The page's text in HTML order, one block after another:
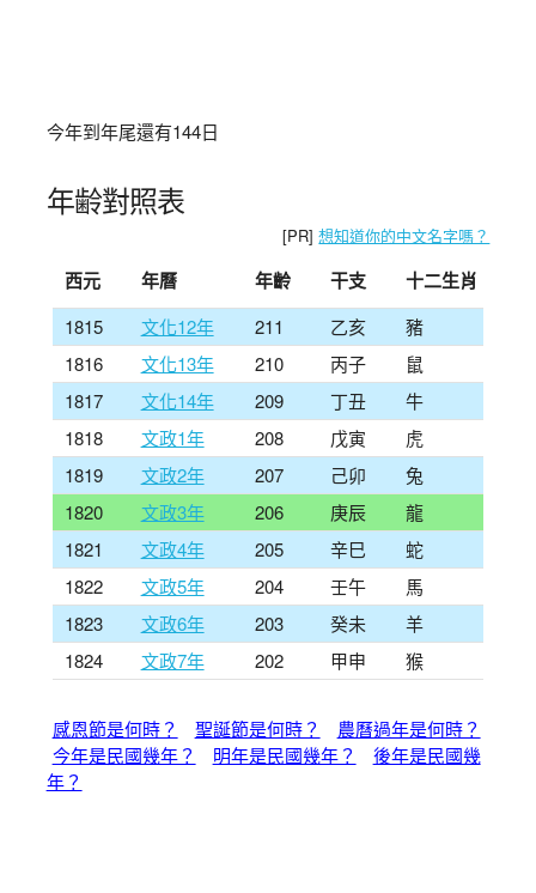
今年到年尾還有144日
年齢對照表
[PR]想知道你的中文名字嗎？
西元 年曆 年齡 干支 十二生肖
1815 文化12年 211 乙亥
豬
1816
文化13年 210 丙子
鼠
1817
文化14年 209 丁丑
牛
1818
文政1年 208 戊寅
虎
1819
文政2年 207 己卯
兔
1820
文政3年 206 庚辰
龍
1821
文政4年 205 辛巳
蛇
1822
文政5年 204 壬午
馬
1823
文政6年 203 癸未
羊
1824
文政7年 202 甲申 猴
感恩節是何時？ 聖誕節是何時？
農曆過年是何時？
今年是民國幾年？
明年是民國幾年？
後年是民國幾
年？